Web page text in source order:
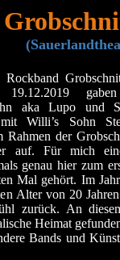
19.12.2019
aka Lupo und
Willi’s Sohn
der
auf. Für mich
genau hier zum
Mal gehört. Im
Alter von 20
zurück. An
Heimat
Bands und